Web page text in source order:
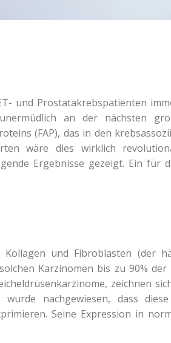
und Prostatakrebspatienten
an der nächsten
(FAP), das in den
wäre dies wirklich
Ergebnisse gezeigt. Ein für
Kollagen und Fibroblasten (der
Karzinomen bis zu 90% der
zeichnen
nachgewiesen, dass
Seine Expression in